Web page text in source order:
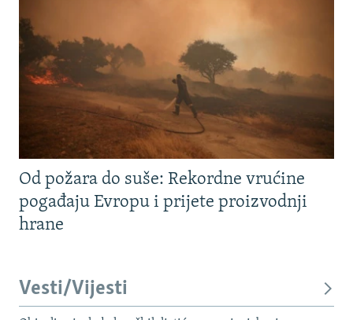
Od požara do suše: Rekordne vrućine
pogađaju Evropu i prijete proizvodnji
hrane
Vesti/Vijesti